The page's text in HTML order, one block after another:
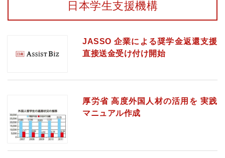
日本学生支援機構
JASSO 企業による奨学金返還支援
直接送金受け付け開始
厚労省 高度外国人材の活用を 実践
マニュアル作成